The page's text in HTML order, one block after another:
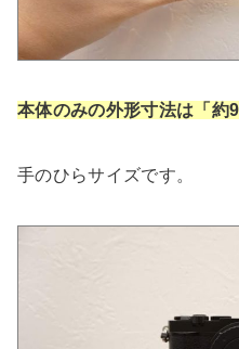
本体のみの外形寸法は「約
手のひらサイズです。